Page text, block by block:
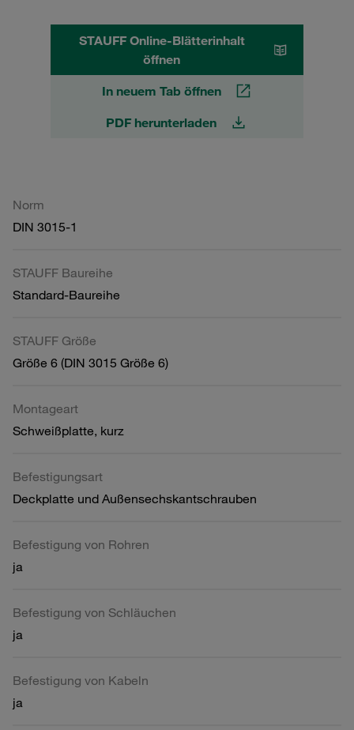
STAUFF Online-Blätterinhalt
öffnen
In neuem Tab öffnen
PDF herunterladen
Norm
DIN 3015-1
STAUFF Baureihe
Standard-Baureihe
STAUFF Größe
Größe 6 (DIN 3015 Größe 6)
Montageart
Schweißplatte, kurz
Befestigungsart
Deckplatte und Außensechskantschrauben
Befestigung von Rohren
ja
Befestigung von Schläuchen
ja
Befestigung von Kabeln
ja